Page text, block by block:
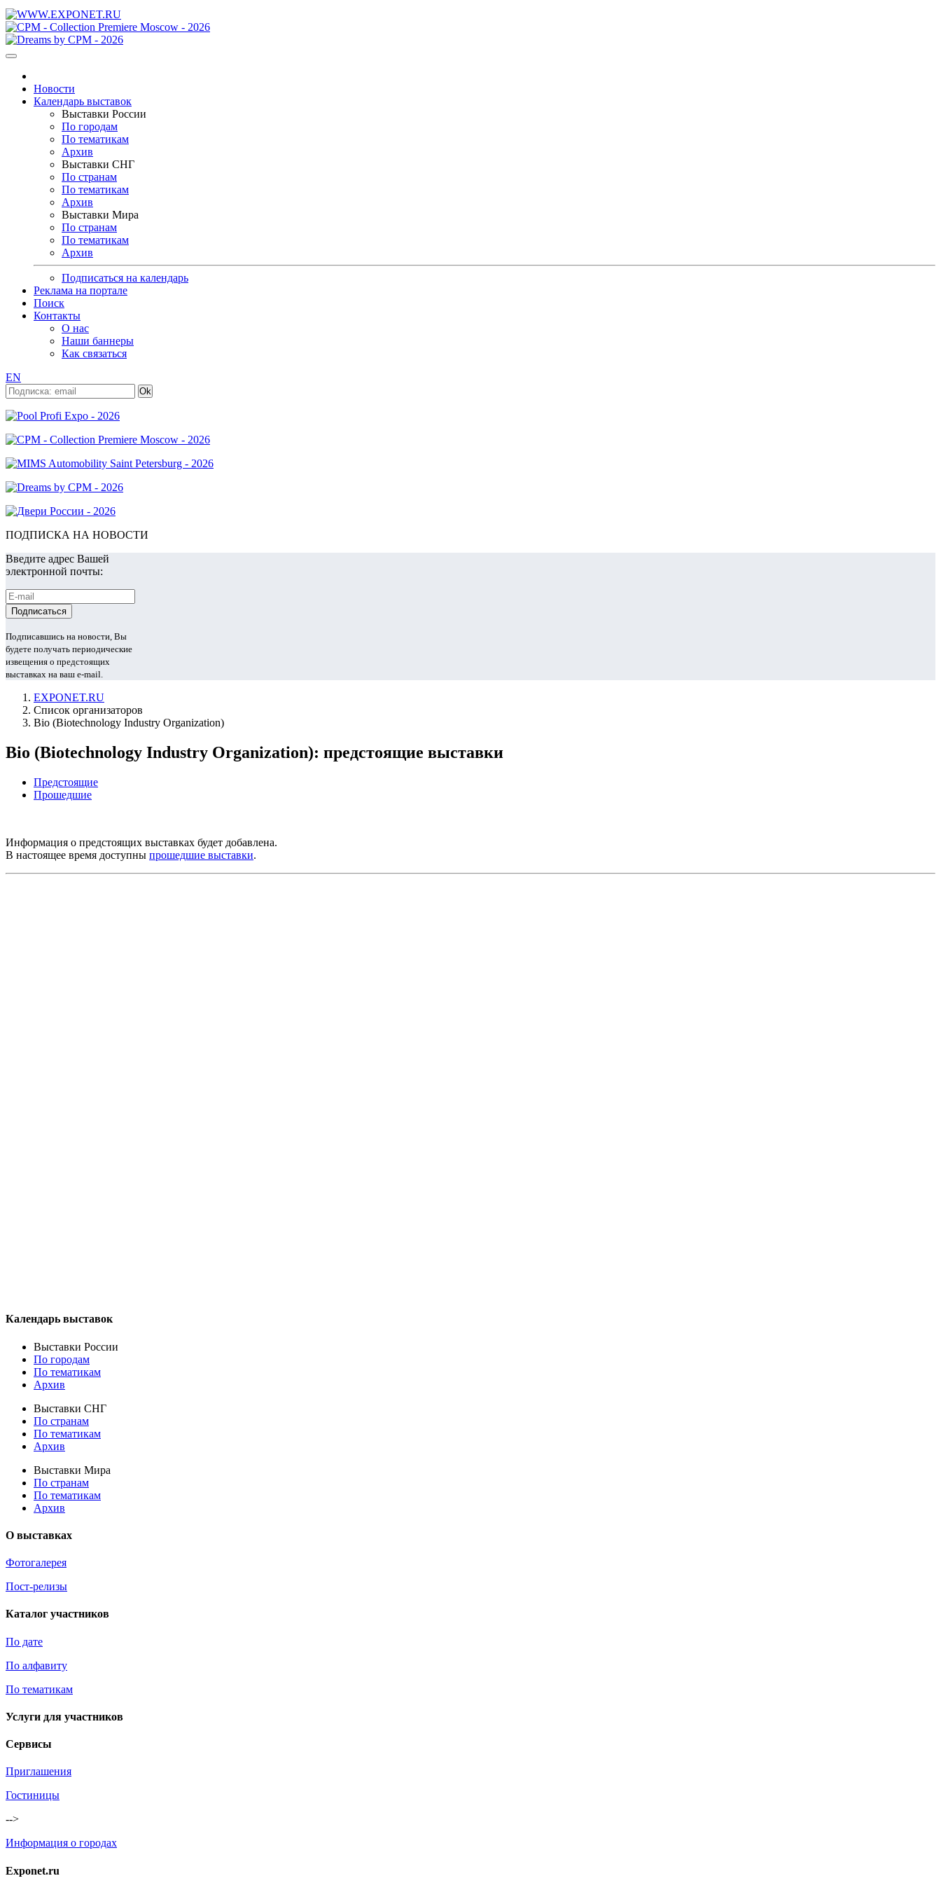
Новости
Календарь выставок
Выставки России
По городам
По тематикам
Архив
Выставки СНГ
По странам
По тематикам
Архив
Выставки Мира
По странам
По тематикам
Архив
Подписаться на календарь
Реклама на портале
Поиск
Контакты
О нас
Наши баннеры
Как связаться
EN
ПОДПИСКА НА НОВОСТИ
Введите адрес Вашей
электронной почты:
Подписавшись на новости, Вы
будете получать периодические
извещения о предстоящих
выставках на ваш e-mail.
EXPONET.RU
Список организаторов
Bio (Biotechnology Industry Organization)
Bio (Biotechnology Industry Organization): предстоящие выставки
Предстоящие
Прошедшие
Информация о предстоящих выставках будет добавлена.
В настоящее время доступны прошедшие выставки.
Календарь выставок
Выставки России
По городам
По тематикам
Архив
Выставки СНГ
По странам
По тематикам
Архив
Выставки Мира
По странам
По тематикам
Архив
О выставках
Фотогалерея
Пост-релизы
Каталог участников
По дате
По алфавиту
По тематикам
Услуги для участников
Сервисы
Приглашения
Гостиницы
-->
Информация о городах
Exponet.ru